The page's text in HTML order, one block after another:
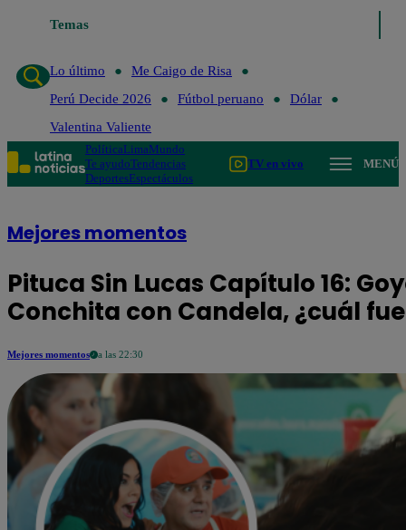
Temas
Lo último
Me Caigo de Risa
Perú Decide 2026
Fútbol peruano
Dólar
Valentina Valiente
PolíticaLimaMundo
Te ayudoTendencias
DeportesEspectáculos
TV en vivo MENÚ
Mejores momentos
Pituca Sin Lucas Capítulo 16:
Conchita con Candela, ¿cuál
Mejores momentos a las 22:30